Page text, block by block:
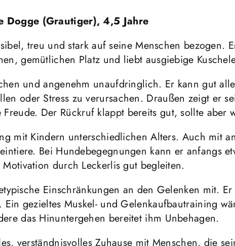
Dogge (Grautiger), 4,5 Jahre
treu und stark auf seine Menschen bezogen.
gemütlichen Platz und liebt ausgiebige
und angenehm unaufdringlich. Er kann gut
oder Stress zu verursachen. Draußen zeigt er
Der Rückruf klappt bereits gut, sollte aber
mit Kindern unterschiedlichen Alters. Auch mit
Bei Hundebegegnungen kann er anfangs
durch Leckerlis gut begleiten.
Einschränkungen an den Gelenken mit.
gezieltes Muskel- und Gelenkaufbautraining
das Hinuntergehen bereitet ihm Unbehagen.
verständnisvolles Zuhause mit Menschen, die